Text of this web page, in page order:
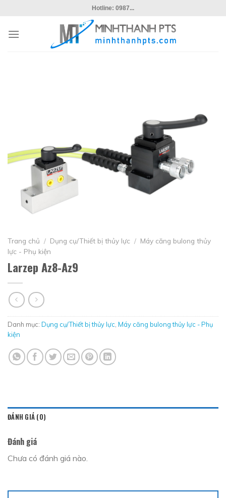
content
Hotline: 0987...
Trang chủ / Dụng cụ/Thiết bị thủy lực / Máy căng bulong thủy
lực - Phụ kiện
Larzep Az8-Az9
Danh mục: Dụng cụ/Thiết bị thủy lực Máy căng bulong thủy lực - Phụ
kiện
ĐÁNH GIÁ (0)
Đánh giá
Chưa có đánh giá nào.